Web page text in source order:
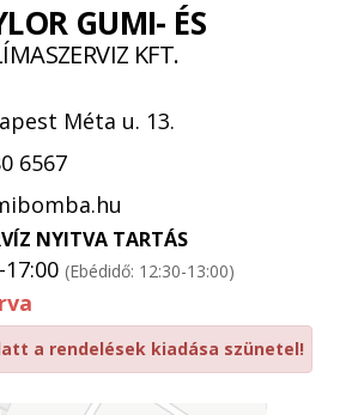
GUMI- ÉS
KFT.
Méta u. 13.
6567
NYITVA TARTÁS
17:00 (Ebédidő: 12:30-13:00)
a rendelések kiadása szünetel!